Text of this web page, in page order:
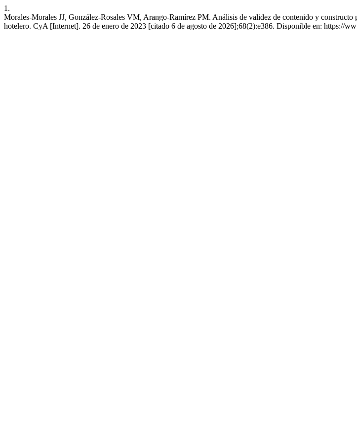
1.
Morales-Morales JJ, González-Rosales VM, Arango-Ramírez PM. Análisis de validez de contenido y
hotelero. CyA [Internet]. 26 de enero de 2023 [citado 6 de agosto de 2026];68(2):e386. Disponible en: https://